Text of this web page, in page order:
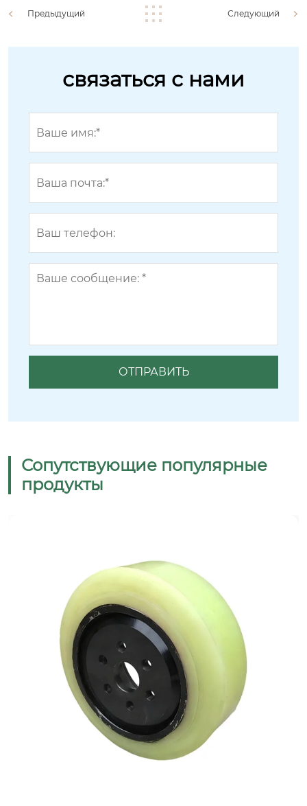
Предыдущий Следующий
связаться с нами
Сопутствующие популярные
продукты